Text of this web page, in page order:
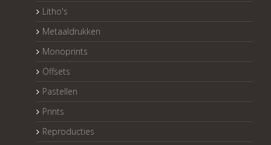
Litho's
Metaaldrukken
Monoprints
Offsets
Pastellen
Prints
Reproducties